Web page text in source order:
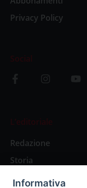
Privacy Policy
Social
L’editoriale
Redazione
Storia
Informativa